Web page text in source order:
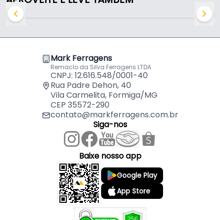
Mark Ferragens
Remaclo da Silva Ferragens LTDA
CNPJ: 12.616.548/0001-40
Rua Padre Dehon, 40
Vila Carmelita, Formiga/MG
CEP 35572-290
contato@markferragens.com.br
Siga-nos
Baixe nosso app
Google Play
App Store